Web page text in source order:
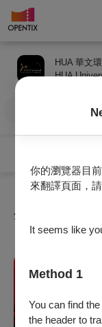
你的瀏覽器目
來翻譯頁面，
It seems like
Method 1
You can find
the header to
HUA 華文
HUA
全部節目